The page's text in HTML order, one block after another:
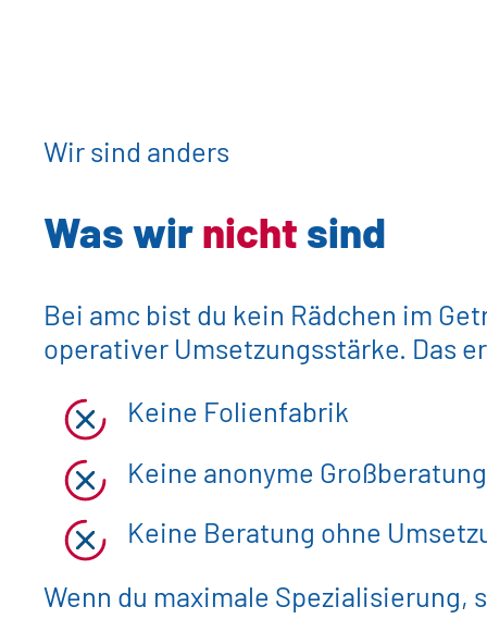
Wir sind anders
Was wirnicht sind
Bei amc bist du kein Rädchen im
operativer Umsetzungsstärke. Das
Keine Folienfabrik
Keine anonyme Großberatung
Keine Beratung ohne
Wenn du maximale